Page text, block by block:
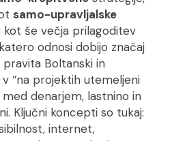
samo-upravljalske
še večja prilagoditev
odnosi dobijo značaj
pravita Boltanski in
“na projektih utemeljeni
denarjem, lastnino in
Ključni koncepti so tukaj:
internet,